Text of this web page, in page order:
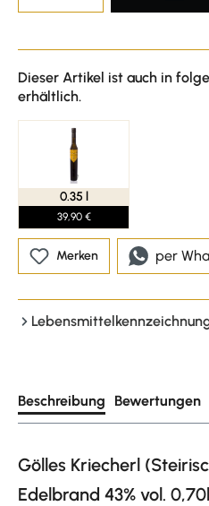
Dieser Artikel ist auch in
erhältlich.
0.35 l
39,90 €
Merken per
Beschreibung Bewertungen
Gölles Kriecherl
Edelbrand 43% vol. 0,70l